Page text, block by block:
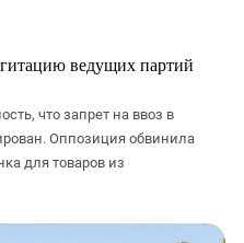
ведущих партий
что запрет на ввоз в
Оппозиция обвинила
для товаров из